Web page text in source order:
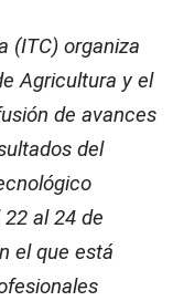
(ITC) organiza
Agricultura y el
de avances
del
al 24 de
el que está